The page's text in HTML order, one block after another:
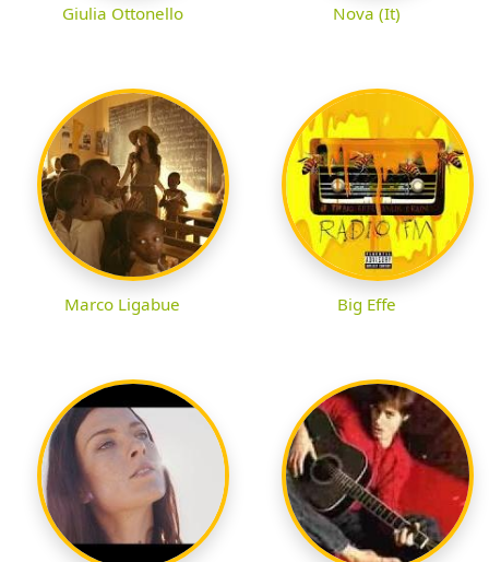
Giulia Ottonello Nova (It)
Marco Ligabue Big Effe